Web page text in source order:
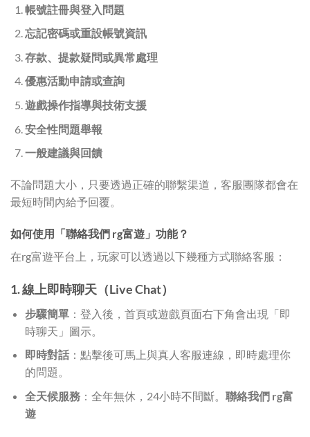
帳號註冊與登入問題
忘記密碼或重設帳號資訊
存款、提款疑問或異常處理
優惠活動申請或查詢
遊戲操作指導與技術支援
安全性問題舉報
一般建議與回饋
不論問題大小，只要透過正確的聯繫渠道，客服團隊都會在
最短時間內給予回覆。
如何使用「聯絡我們 rg富遊」功能？
在rg富遊平台上，玩家可以透過以下幾種方式聯絡客服：
1. 線上即時聊天（Live Chat）
步驟簡單：登入後，首頁或遊戲頁面右下角會出現「即
時聊天」圖示。
即時對話：點擊後可馬上與真人客服連線，即時處理你
的問題。
全天候服務：全年無休，24小時不間斷。 聯絡我們 rg富
遊